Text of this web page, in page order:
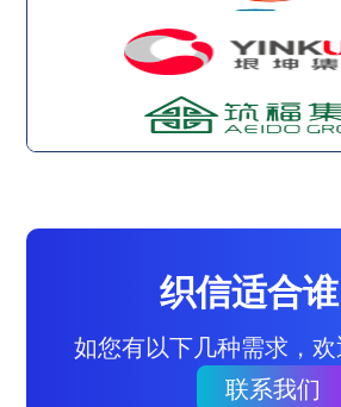
织信适合
如您有以下几种需求，
联系我们